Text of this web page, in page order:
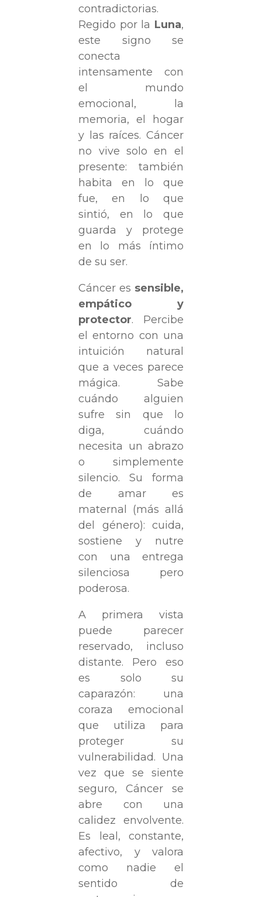
contradictorias.
Regido por la Luna,
este signo se
conecta
intensamente con
el mundo
emocional, la
memoria, el hogar
y las raíces. Cáncer
no vive solo en el
presente: también
habita en lo que
fue, en lo que
sintió, en lo que
guarda y protege
en lo más íntimo
de su ser.
Cáncer es sensible,
empático y
protector. Percibe
el entorno con una
intuición natural
que a veces parece
mágica. Sabe
cuándo alguien
sufre sin que lo
diga, cuándo
necesita un abrazo
o simplemente
silencio. Su forma
de amar es
maternal (más allá
del género): cuida,
sostiene y nutre
con una entrega
silenciosa pero
poderosa.
A primera vista
puede parecer
reservado, incluso
distante. Pero eso
es solo su
caparazón: una
coraza emocional
que utiliza para
proteger su
vulnerabilidad. Una
vez que se siente
seguro, Cáncer se
abre con una
calidez envolvente.
Es leal, constante,
afectivo, y valora
como nadie el
sentido de